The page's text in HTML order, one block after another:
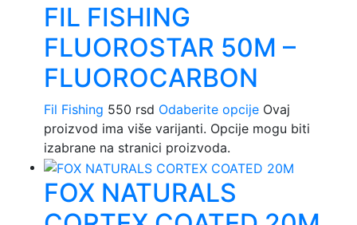
FIL FISHING
FLUOROSTAR 50M –
FLUOROCARBON
Fil Fishing 550 rsd Odaberite opcije Ovaj
proizvod ima više varijanti. Opcije mogu biti
izabrane na stranici proizvoda.
FOX NATURALS